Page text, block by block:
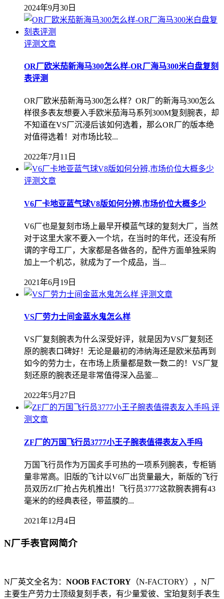
2024年9月30日
评测文章
OR厂欧米茄新海马300怎么样-OR厂海马300米白盘复刻
表评测
OR厂欧米茄新海马300怎么样？OR厂的新海马300怎么
样很多表友想要入手欧米茄海马系列300M复刻腕表，却
不知道在VS厂沉浸后该如何选着，那么OR厂的版本绝
对值得选着！对市场比较...
2022年7月11日
评测文章
V6厂卡地亚蓝气球V8版如何分辨,市场价位大概多少
V6厂也是复刻市场上最早开模蓝气球的复刻大厂，当然
对于这里大家不要入一个坑，在当时的年代，还没有所
谓的字母工厂，大家都是各做各的，配件方面单独采购
加上一个机芯，就成为了一个成品，当...
2021年6月19日
评测文章
VS厂劳力士间金蓝水鬼怎么样
VS厂复刻腕表为什么深受好评，就是因为VS厂复刻还
原的腕表口碑好！无论是最初的沛纳海还是欧米茄再到
如今的劳力士，在市场上质量都是数一数二的！VS厂复
刻还原的腕表还是非常值得深入品鉴...
2022年5月27日
评
测文章
ZF厂的万国飞行员3777小王子腕表值得表友入手吗
万国飞行员作为万国炙手可热的一项系列腕表，专柜销
量非常高。旧版的飞计以V6厂出货量最大，新版的飞行
员双历Zf厂抢占先机推出！飞行员3777这款腕表拥有43
毫米的的经典表径，带蓝膜的...
2021年12月4日
N厂手表官网简介
N厂英文全名为： NOOB FACTORY （N-FACTORY），N厂
主要生产劳力士顶级复刻手表，有少量爱彼、宝珀复刻手表生